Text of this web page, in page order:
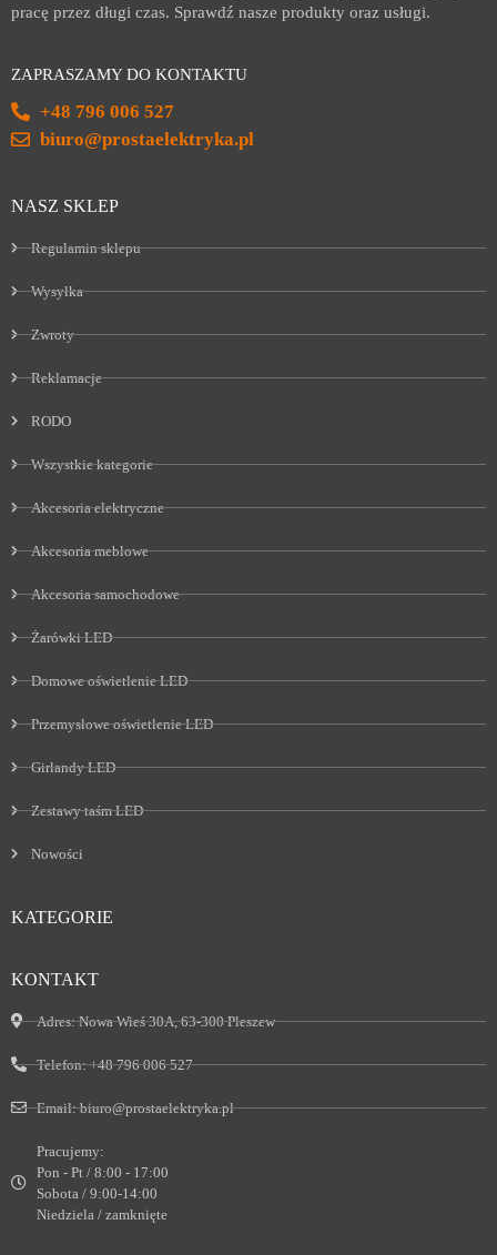
pracę przez długi czas. Sprawdź nasze produkty oraz usługi.
ZAPRASZAMY DO KONTAKTU
+48 796 006 527
biuro@prostaelektryka.pl
NASZ SKLEP
Regulamin sklepu
Wysyłka
Zwroty
Reklamacje
RODO
Wszystkie kategorie
Akcesoria elektryczne
Akcesoria meblowe
Akcesoria samochodowe
Żarówki LED
Domowe oświetlenie LED
Przemysłowe oświetlenie LED
Girlandy LED
Zestawy taśm LED
Nowości
KATEGORIE
KONTAKT
Adres:Nowa Wieś 30A, 63-300 Pleszew
Telefon:+48 796 006 527
Email:biuro@prostaelektryka.pl
Pracujemy:
Pon - Pt / 8:00 - 17:00
Sobota / 9:00-14:00
Niedziela / zamknięte